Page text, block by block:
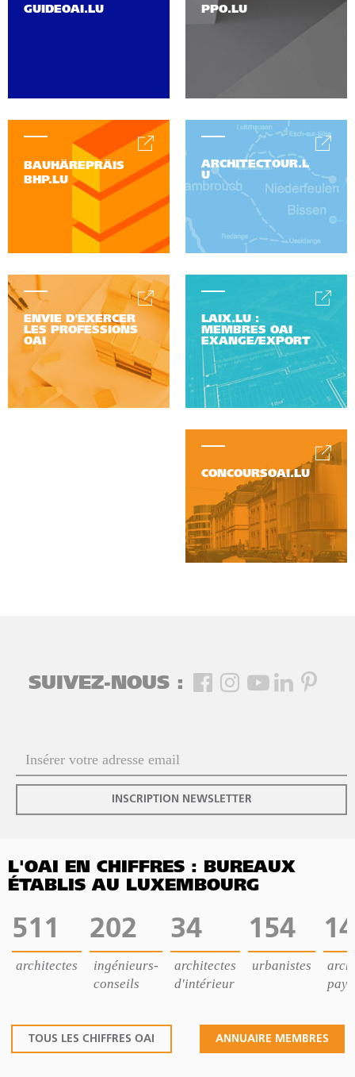
PPO.LU
GUIDEOAI.LU
BAUHÄREPRÄIS
BHP.LU
ARCHITECTOUR.L
U
ENVIE D'EXERCER
LES PROFESSIONS
OAI
LAIX.LU :
MEMBRES OAI
EXANGE/EXPORT
CONCOURSOAI.LU
SUIVEZ-NOUS :
INSCRIPTION NEWSLETTER
L'OAI EN CHIFFRES : BUREAUX
ÉTABLIS AU LUXEMBOURG
511
architectes
202
ingénieurs-
conseils
34
architectes
d'intérieur
154
urbanistes
14
TOUS LES CHIFFRES OAI ANNUAIRE MEMBRES